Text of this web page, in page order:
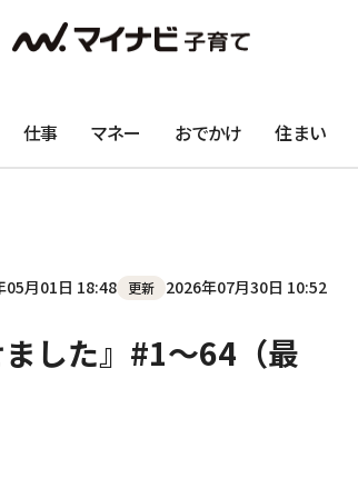
仕事 マネー おでかけ 住まい
05月01日 18:48 更新 2026年07月30日 10:52
ました』#1～64（最